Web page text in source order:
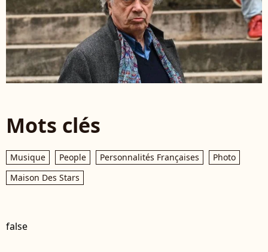
Mots clés
Musique People Personnalités Françaises
Photo
Maison Des Stars
false